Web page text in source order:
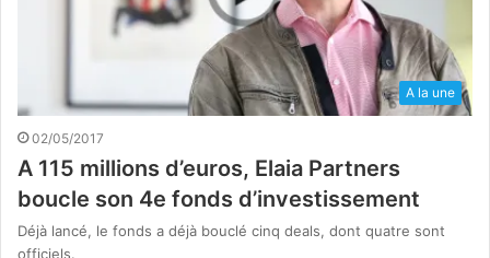
A la une
02/05/2017
A 115 millions d’euros, Elaia Partners
boucle son 4e fonds d’investissement
Déjà lancé, le fonds a déjà bouclé cinq deals, dont quatre sont
officiels.